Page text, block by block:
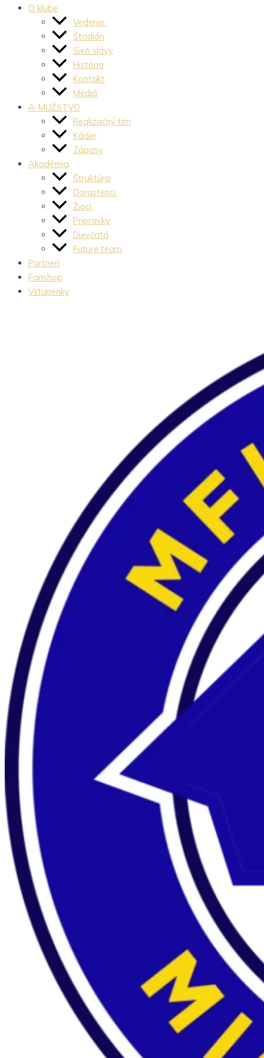
O klube
Vedenie
Štadión
Sieň slávy
História
Kontakt
Médiá
A-MUŽSTVO
Realizačný tím
Káder
Zápasy
Akadémia
Štruktúra
Dorastenci
Žiaci
Prípravky
Dievčatá
Future team
Partneri
Fanshop
Vstupenky